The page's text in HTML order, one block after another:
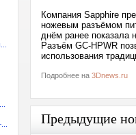
Компания Sapphire
ножевым разъёмом
днём ранее показала
Разъём GC-HPWR
использования
Подробнее на 3Dnews.ru
Предыдущие